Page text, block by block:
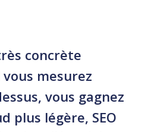
concrète
mesurez
vous gagnez
plus légère, SEO